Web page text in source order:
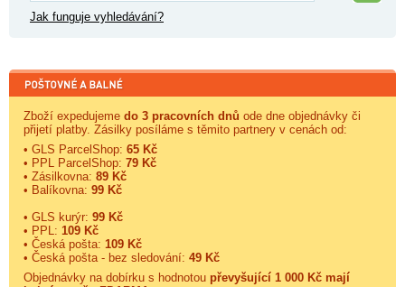
Jak funguje vyhledávání?
Zboží expedujeme do 3 pracovních dnů ode dne objednávky či
přijetí platby. Zásilky posíláme s těmito partnery v cenách od:
• GLS ParcelShop: 65 Kč
• PPL ParcelShop: 79 Kč
• Zásilkovna: 89 Kč
• Balíkovna: 99 Kč
• GLS kurýr: 99 Kč
• PPL: 109 Kč
• Česká pošta: 109 Kč
• Česká pošta - bez sledování: 49 Kč
Objednávky na dobírku s hodnotou převyšující 1 000 Kč mají